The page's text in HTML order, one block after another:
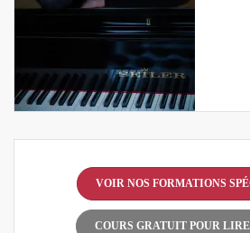
VOIR NOS FORMATIONS
COURS GRATUIT POUR